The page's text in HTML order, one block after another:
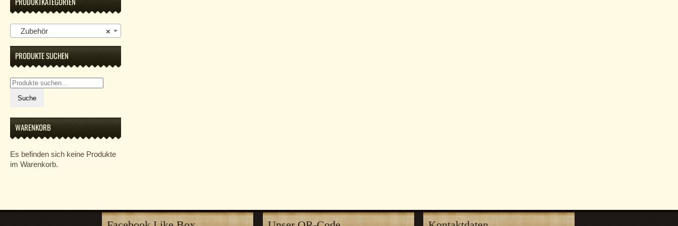
×
Zubehör
PRODUKTE SUCHEN
Suche
nach:
Suche
WARENKORB
Es befinden sich keine Produkte
im Warenkorb.